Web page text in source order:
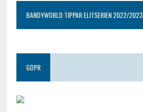
BANDYWORLD TIPPAR ELITSERIEN 2022/2023
GDPR